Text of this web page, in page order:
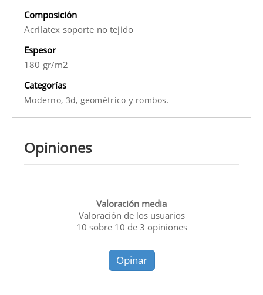
Composición
Acrilatex soporte no tejido
Espesor
180 gr/m2
Categorías
Moderno, 3d, geométrico y rombos.
Opiniones
Valoración media
Valoración de los usuarios
10 sobre 10 de 3 opiniones
Opinar